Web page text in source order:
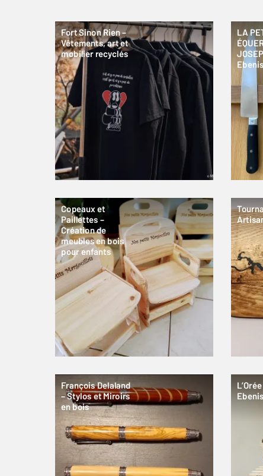
Fort Sinon Rien –
Vêtements, art et
mobilier recyclés
LA
Copeaux et
Paillettes –
Création de
meubles en bois
pour enfants
François Delaland
– Stylos et Miroirs
en bois